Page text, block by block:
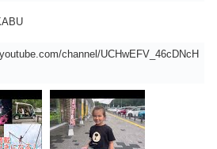
channel/UCHwEFV_46cDNcH